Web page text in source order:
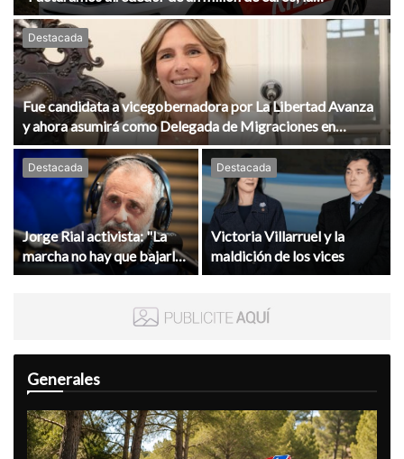
rentabilidad está entre el 5% y el 10%”
Destacada
Fue candidata a vicegobernadora por La Libertad Avanza
y ahora asumirá como Delegada de Migraciones en
Corrientes
Destacada
Jorge Rial activista: "La
marcha no hay que bajarla,
hay que copar la calle"
Destacada
Victoria Villarruel y la
maldición de los vices
Generales